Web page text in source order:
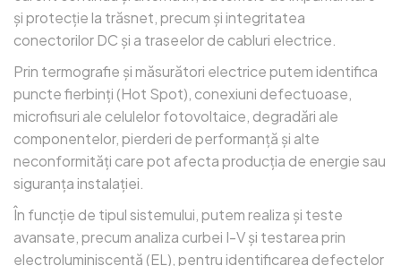
și protecție la trăsnet, precum și integritatea
conectorilor DC și a traseelor de cabluri electrice.
Prin termografie și măsurători electrice putem identifica
puncte fierbinți (Hot Spot), conexiuni defectuoase,
microfisuri ale celulelor fotovoltaice, degradări ale
componentelor, pierderi de performanță și alte
neconformități care pot afecta producția de energie sau
siguranța instalației.
În funcție de tipul sistemului, putem realiza și teste
avansate, precum analiza curbei I-V și testarea prin
electroluminiscență (EL), pentru identificarea defectelor